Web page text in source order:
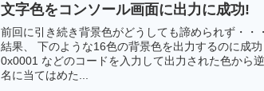
文字色をコンソール画面に出力に成功!
前回に引き続き背景色がどうしても諦められず・・
結果、 下のような16色の背景色を出力するのに成
0x0001 などのコードを入力して出力された色から
名に当てはめた...